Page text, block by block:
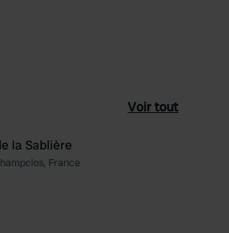
Voir tout
Préféré
la Sablière
France